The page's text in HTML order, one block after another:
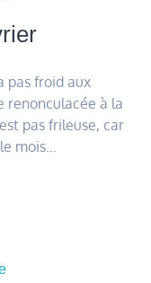
pas froid aux
renonculacée à la
pas frileuse, car
mois…